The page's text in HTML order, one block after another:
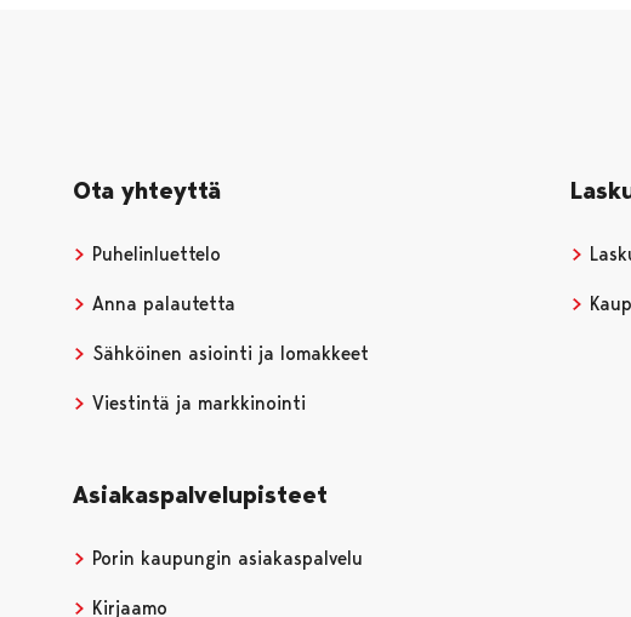
Ota yhteyttä
Puhelinluettelo
Anna palautetta
Sähköinen asiointi ja lomakkeet
Viestintä ja markkinointi
Asiakaspalvelupisteet
Porin kaupungin asiakaspalvelu
Kirjaamo